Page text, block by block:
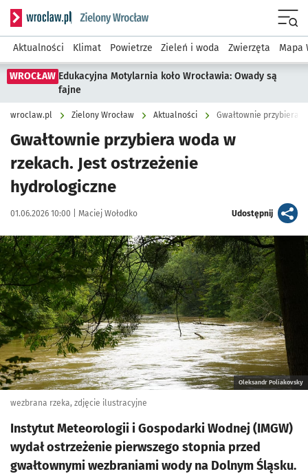
Serwis informacyjny wroclaw.pl podserwis: Środowisko we
Aktualności Klimat Powietrze Zieleń i woda Zwierzęta Mapa
WROCŁAW Edukacyjna Motylarnia koło Wrocławia: Owady są
fajne
wroclaw.pl Zielony Wrocław Aktualności Gwałtownie przybiera
Gwałtownie przybiera woda w
rzekach. Jest ostrzeżenie
hydrologiczne
Data publikacji:
01.06.2026 10:00 | Autor:
Maciej Wołodko Udostępnijartykuł
Kliknij, aby powiększyć
Oleksandr Poliakovsky
wezbrana rzeka, zdjęcie ilustracyjne
Instytut Meteorologii i Gospodarki Wodnej (IMGW)
wydał ostrzeżenie pierwszego stopnia przed
gwałtownymi wezbraniami wody na Dolnym Śląsku.